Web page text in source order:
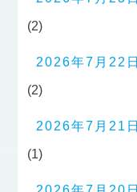
(2)
2026年7月22日
(2)
2026年7月21日
(1)